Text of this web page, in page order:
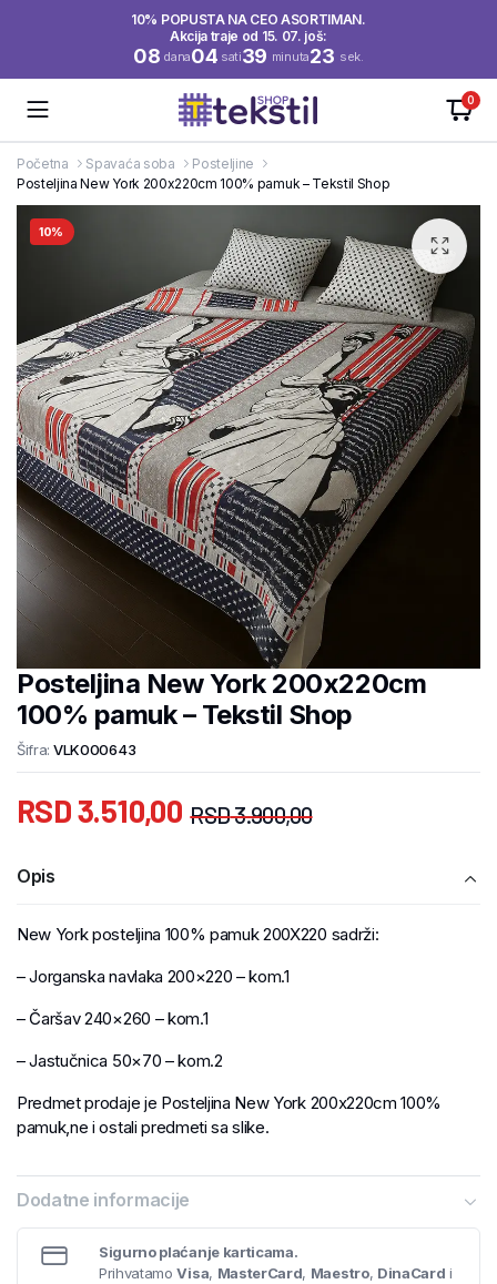
10% POPUSTA NA CEO ASORTIMAN.
Akcija traje od 15. 07. još:
08 dana04 sati39 minuta22 sek.
0
Početna Spavaća soba
Posteljine
Posteljina New York 200x220cm 100% pamuk – Tekstil Shop
10%
Posteljina New York 200x220cm
100% pamuk – Tekstil Shop
Šifra: VLK000643
RSD3.900,00
RSD3.510,00
Opis
New York posteljina 100% pamuk 200X220 sadrži:
– Jorganska navlaka 200×220 – kom.1
– Čaršav 240×260 – kom.1
– Jastučnica 50×70 – kom.2
Predmet prodaje je Posteljina New York 200x220cm 100%
pamuk,ne i ostali predmeti sa slike.
Dodatne informacije
Sigurno plaćanje karticama.
PrihvatamoVisa, MasterCard, Maestro, DinaCard i